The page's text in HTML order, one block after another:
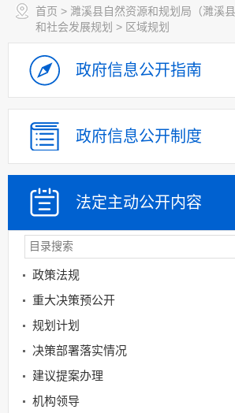
首页 > 濉溪县自然资源和规划局（濉溪县
和社会发展规划 > 区域规划
政府信息公开指南
政府信息公开制度
法定主动公开内容
政策法规
重大决策预公开
规划计划
决策部署落实情况
建议提案办理
机构领导